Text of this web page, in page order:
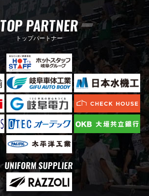
TOP PARTNER
トップパートナー
UNIFORM SUPPLIER